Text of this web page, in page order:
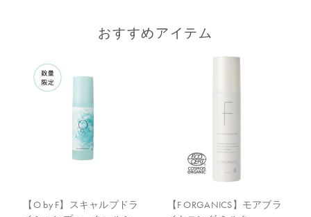
おすすめアイテム
【O by F】スキャルプドラ
【F ORGANICS】モアブラ